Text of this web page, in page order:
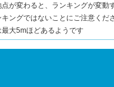
が変わると、ランキングが変動
ングではないことにご注意くだ
大5mほどあるようです